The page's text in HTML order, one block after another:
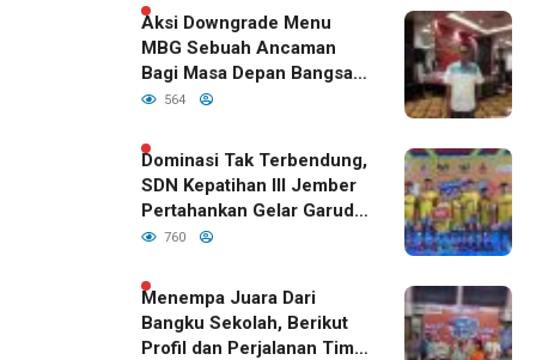
Aksi Downgrade Menu
MBG Sebuah Ancaman
Bagi Masa Depan Bangsa
Indonesia
564
Dominasi Tak Terbendung,
SDN Kepatihan III Jember
Pertahankan Gelar Garuda
Cup 2026
760
Menempa Juara Dari
Bangku Sekolah, Berikut
Profil dan Perjalanan Tim